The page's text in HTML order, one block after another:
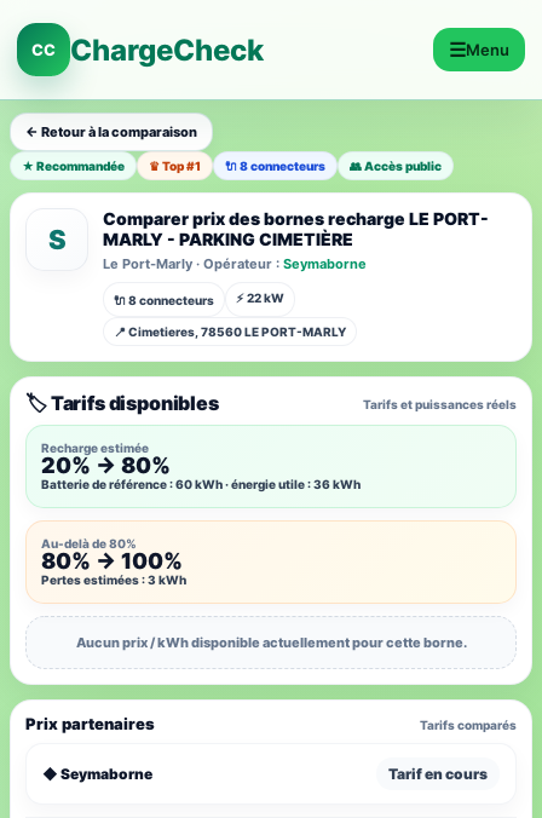
CC ChargeCheck ☰Menu
← Retour à la comparaison
★ Recommandée ♛ Top #1 🔌 8 connecteurs 👥 Accès public
S
Comparer prix des bornes recharge LE PORT-
MARLY - PARKING CIMETIÈRE
Le Port-Marly · Opérateur : Seymaborne
🔌 8 connecteurs ⚡ 22 kW
📍 Cimetieres, 78560 LE PORT-MARLY
🏷️ Tarifs disponibles Tarifs et puissances réels
Recharge estimée
20% → 80%
Batterie de référence : 60 kWh · énergie utile : 36 kWh
Au-delà de 80%
80% → 100%
Pertes estimées : 3 kWh
Aucun prix / kWh disponible actuellement pour cette borne.
Prix partenaires Tarifs comparés
◆ Seymaborne Tarif en cours